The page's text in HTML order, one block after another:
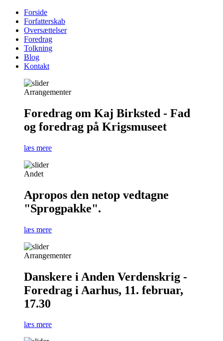
Primær
navigation
Forside
Forfatterskab
Oversættelser
Foredrag
Tolkning
Blog
Kontakt
Arrangementer
Foredrag om Kaj Birksted - Fad
og foredrag på Krigsmuseet
læs mere
Andet
Apropos den netop vedtagne
"Sprogpakke".
læs mere
Arrangementer
Danskere i Anden Verdenskrig -
Foredrag i Aarhus, 11. februar,
17.30
læs mere